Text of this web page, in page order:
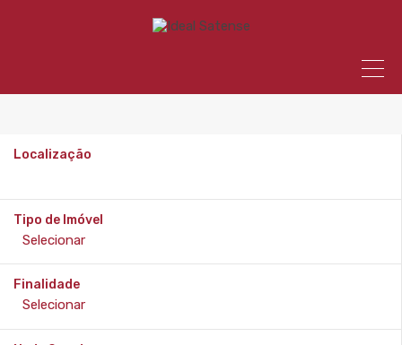
Localização
Tipo de Imóvel
Finalidade